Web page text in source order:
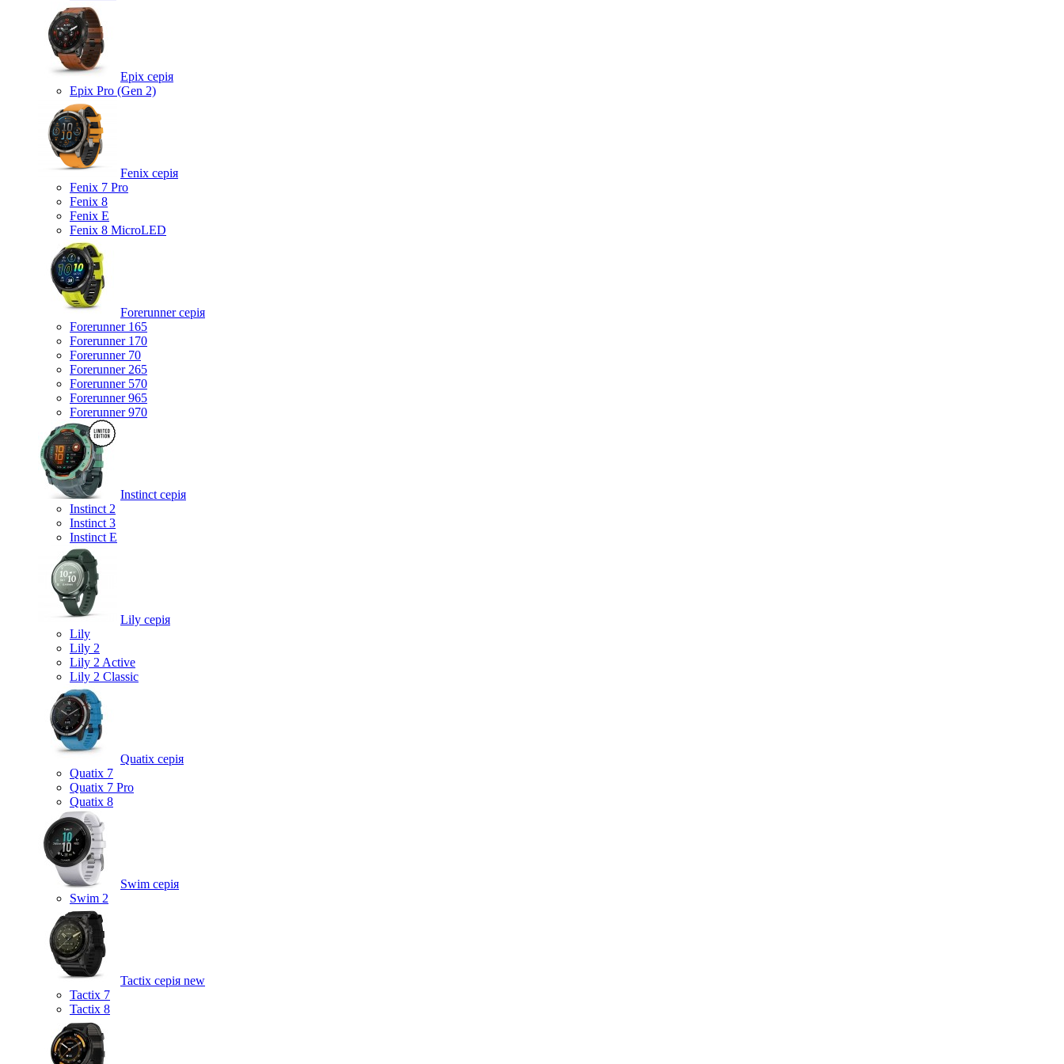
Epix серія
Epix Pro (Gen 2)
Fenix серія
Fenix 7 Pro
Fenix 8
Fenix ​​E
Fenix 8 MicroLED
Forerunner серія
Forerunner 165
Forerunner 170
Forerunner 70
Forerunner 265
Forerunner 570
Forerunner 965
Forerunner 970
Instinct серія
Instinct 2
Instinct 3
Instinct E
Lily серія
Lily
Lily 2
Lily 2 Active
Lily 2 Classic
Quatix серія
Quatix 7
Quatix 7 Pro
Quatix 8
Swim серія
Swim 2
Tactix серія new
Tactix 7
Tactix 8